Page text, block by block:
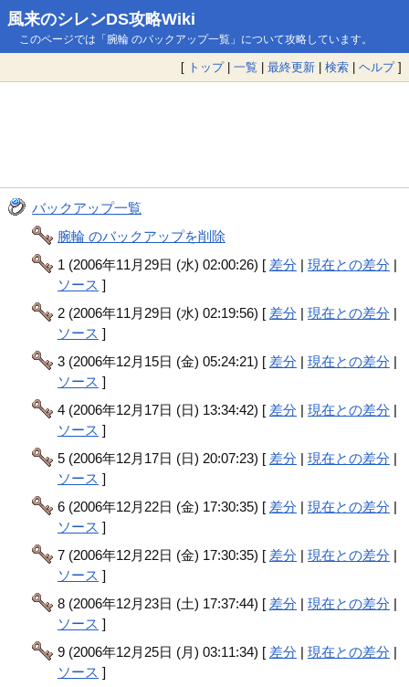
風来のシレンDS攻略Wiki
このページでは「腕輪 のバックアップ一覧」について攻略しています。
[ トップ| 一覧 | 最終更新 | 検索 | ヘルプ]
バックアップ一覧
腕輪 のバックアップを削除
1 (2006年11月29日 (水) 02:00:26) [ 差分 |現在との差分 |
ソース ]
2 (2006年11月29日 (水) 02:19:56) [ 差分 |現在との差分 |
ソース ]
3 (2006年12月15日 (金) 05:24:21) [ 差分 |現在との差分 |
ソース ]
4 (2006年12月17日 (日) 13:34:42) [ 差分 |現在との差分 |
ソース ]
5 (2006年12月17日 (日) 20:07:23) [ 差分 |現在との差分 |
ソース ]
6 (2006年12月22日 (金) 17:30:35) [ 差分 |現在との差分 |
ソース ]
7 (2006年12月22日 (金) 17:30:35) [ 差分 |現在との差分 |
ソース ]
8 (2006年12月23日 (土) 17:37:44) [ 差分 |現在との差分 |
ソース ]
9 (2006年12月25日 (月) 03:11:34) [ 差分 |現在との差分 |
ソース ]